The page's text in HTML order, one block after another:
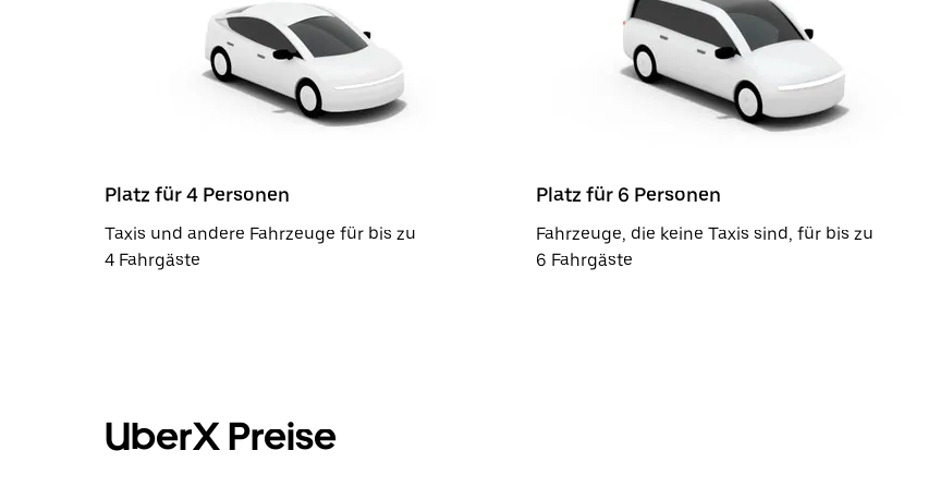
Platz für 4 Personen
Taxis und andere Fahrzeuge für bis zu
4 Fahrgäste
Platz für 6 Personen
Fahrzeuge, die keine Taxis sind, für bis zu
6 Fahrgäste
UberX Preise